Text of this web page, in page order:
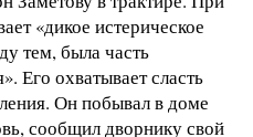
«дикое истерическое
тем, была часть
Его охватывает сласть
Он побывал в доме
сообщил дворнику свой